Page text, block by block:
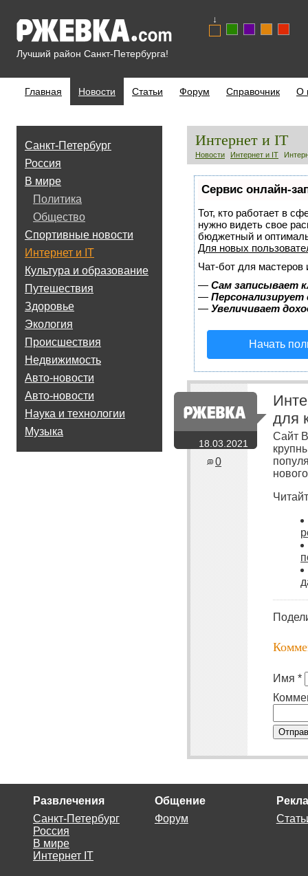
Лучший район Санкт-Петербурга!
↓
Главная Новости Статьи Форум Справочник О
Санкт-Петербург
Россия
В мире
Политика
Общество
Спортивные новости
Интернет и IT
Культура и образование
Путешествия
Здоровье
Экология
Происшествия
Недвижимость
Авто-новости
Авто-новости
Наука и технологии
Музыка
Интернет и IT
Новости Интернет и IT
Сервис онлайн-
Тот, кто работает в
нужно видеть свое
бюджетный и
Для новых
Чат-бот для мастеров
— Сам записывает
—
— Увеличивает
Начать
18.03.2021
0
для
Сайт
Имя *
Развлечения
Санкт-Петербург
Россия
В мире
Интернет IT
Общение
Форум